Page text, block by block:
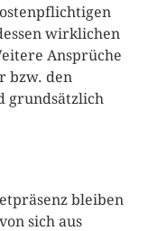
wirklichen
Ansprüche
bzw. den
grundsätzlich
bleiben
sich aus